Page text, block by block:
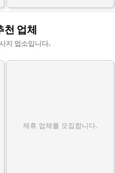
천 업체
지 업소입니다.
제휴 업체를 모집합니다.